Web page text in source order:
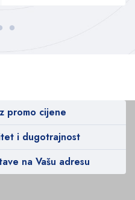
promo cijene
i dugotrajnost
na Vašu adresu